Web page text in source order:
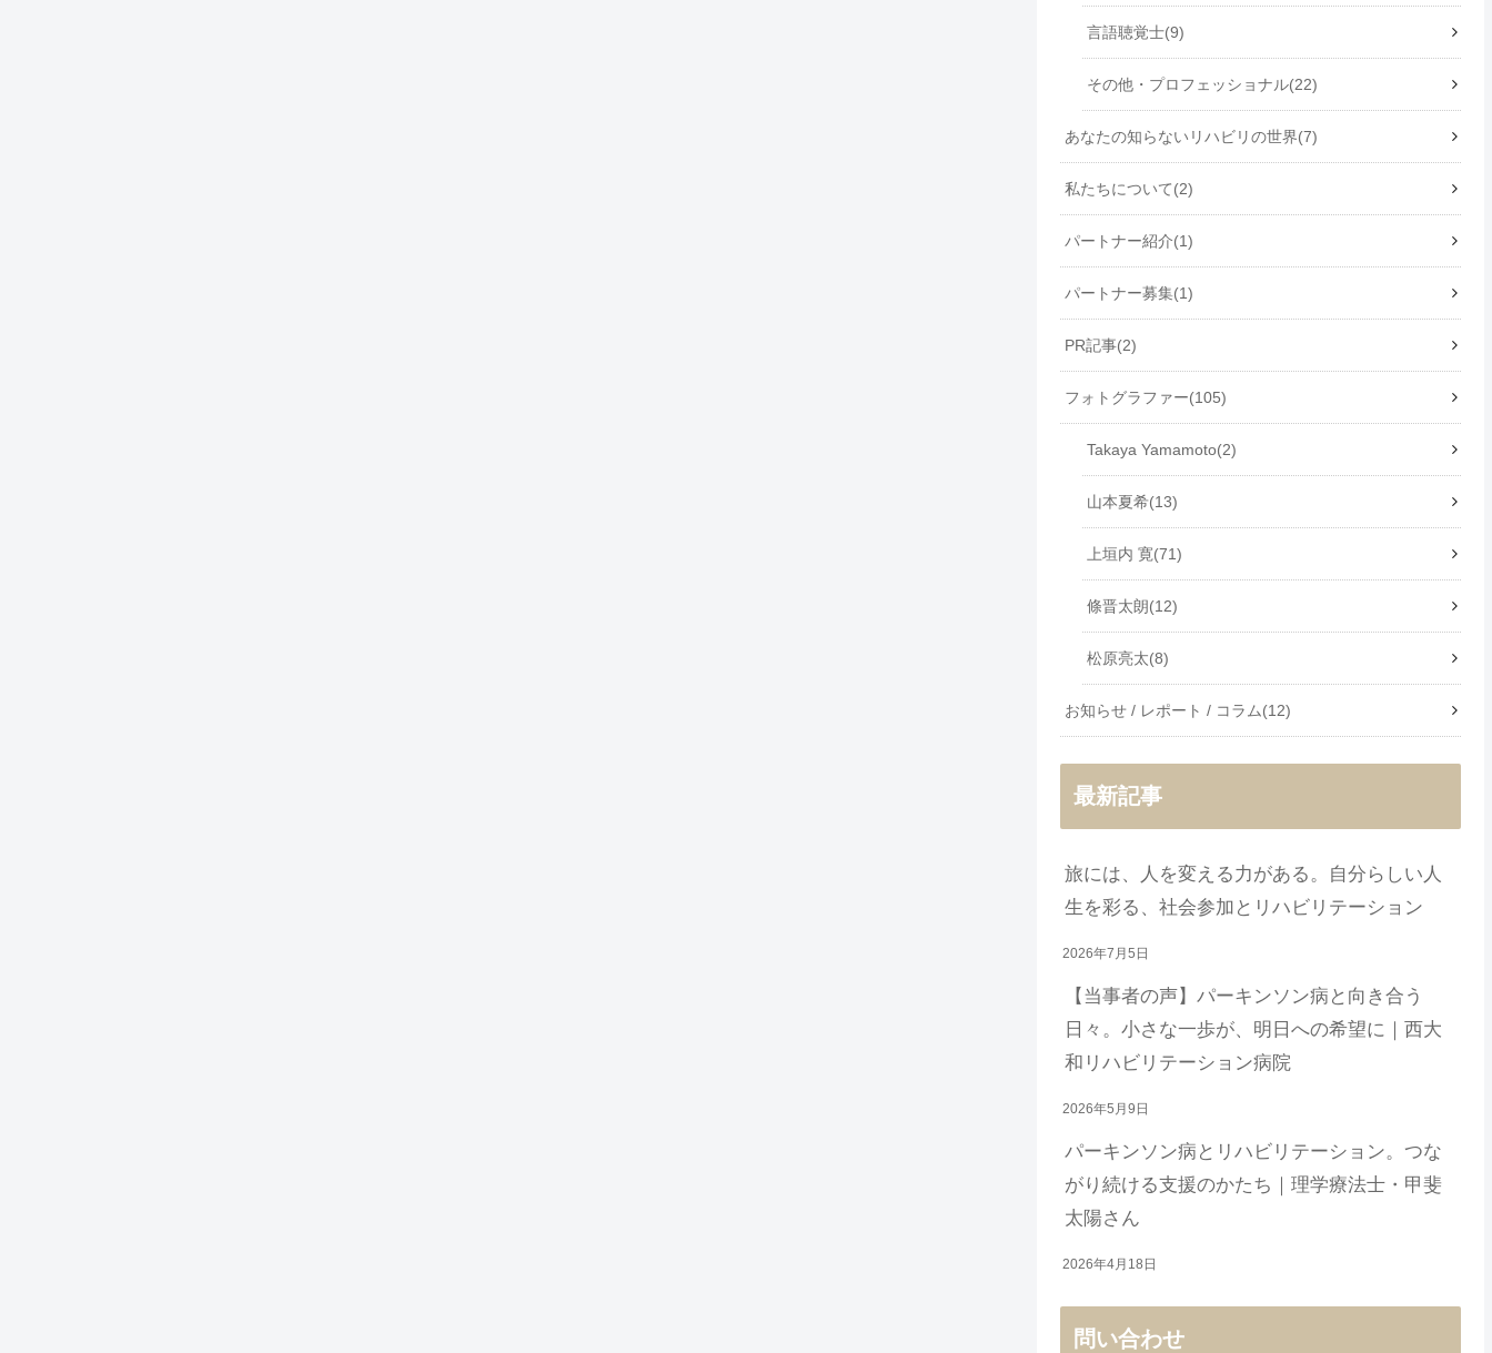
言語聴覚士 9
その他・プロフェッショナル 22
あなたの知らないリハビリの世界 7
私たちについて 2
パートナー紹介 1
パートナー募集 1
PR記事 2
フォトグラファー 105
Takaya Yamamoto 2
山本夏希 13
上垣内 寛 71
條晋太朗 12
松原亮太 8
お知らせ / レポート / コラム 12
最新記事
旅には、人を変える力がある。自分らしい人
生を彩る、社会参加とリハビリテーション
2026年7月5日
【当事者の声】パーキンソン病と向き合う
日々。小さな一歩が、明日への希望に｜西大
和リハビリテーション病院
2026年5月9日
パーキンソン病とリハビリテーション。つな
がり続ける支援のかたち｜理学療法士・甲斐
太陽さん
2026年4月18日
問い合わせ